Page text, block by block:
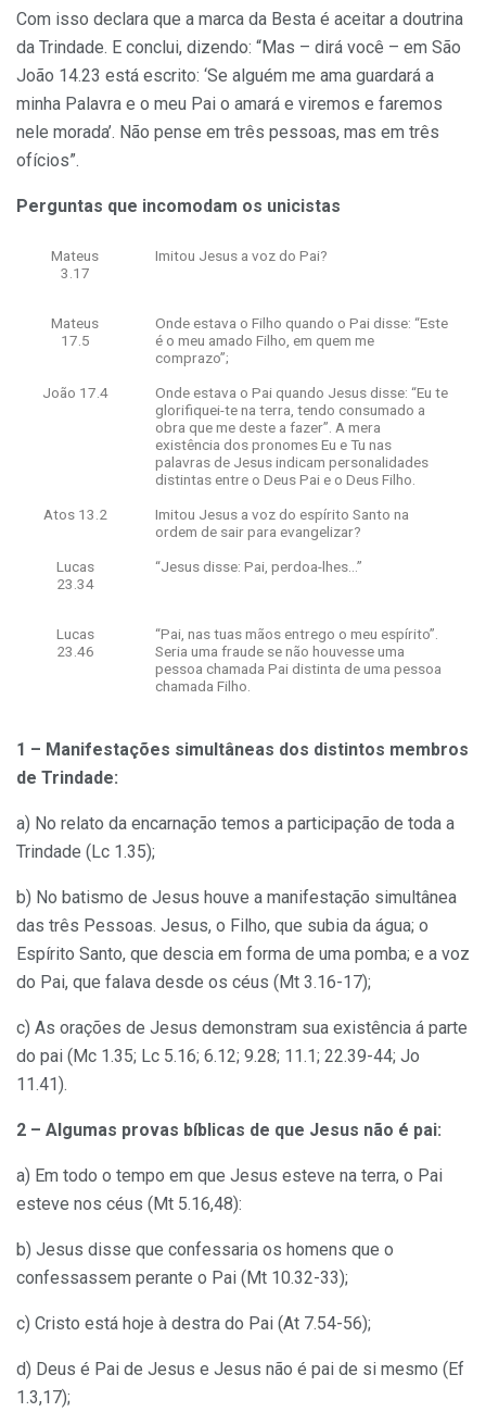
Com isso declara que a marca da Besta é aceitar a doutrina
da Trindade. E conclui, dizendo: “Mas – dirá você – em São
João 14.23 está escrito: ‘Se alguém me ama guardará a
minha Palavra e o meu Pai o amará e viremos e faremos
nele morada’. Não pense em três pessoas, mas em três
ofícios”.
Perguntas que incomodam os unicistas
Mateus
3.17
Imitou Jesus a voz do Pai?
Mateus
17.5
Onde estava o Filho quando o Pai disse: “Este
é o meu amado Filho, em quem me
comprazo”;
João 17.4
Onde estava o Pai quando Jesus disse: “Eu te
glorifiquei-te na terra, tendo consumado a
obra que me deste a fazer”. A mera
existência dos pronomes Eu e Tu nas
palavras de Jesus indicam personalidades
distintas entre o Deus Pai e o Deus Filho.
Atos 13.2
Imitou Jesus a voz do espírito Santo na
ordem de sair para evangelizar?
Lucas
23.34
“Jesus disse: Pai, perdoa-lhes…”
Lucas
23.46
“Pai, nas tuas mãos entrego o meu espírito”.
Seria uma fraude se não houvesse uma
pessoa chamada Pai distinta de uma pessoa
chamada Filho.
1 – Manifestações simultâneas dos distintos membros
de Trindade:
a) No relato da encarnação temos a participação de toda a
Trindade (Lc 1.35);
b) No batismo de Jesus houve a manifestação simultânea
das três Pessoas. Jesus, o Filho, que subia da água; o
Espírito Santo, que descia em forma de uma pomba; e a voz
do Pai, que falava desde os céus (Mt 3.16-17);
c) As orações de Jesus demonstram sua existência á parte
do pai (Mc 1.35; Lc 5.16; 6.12; 9.28; 11.1; 22.39-44; Jo
11.41).
2 – Algumas provas bíblicas de que Jesus não é pai:
a) Em todo o tempo em que Jesus esteve na terra, o Pai
esteve nos céus (Mt 5.16,48):
b) Jesus disse que confessaria os homens que o
confessassem perante o Pai (Mt 10.32-33);
c) Cristo está hoje à destra do Pai (At 7.54-56);
d) Deus é Pai de Jesus e Jesus não é pai de si mesmo (Ef
1.3,17);